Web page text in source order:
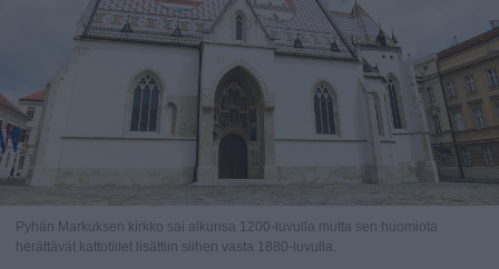
Pyhän Markuksen kirkko sai alkunsa 1200-luvulla mutta sen huomiota
herättävät kattotiilet lisättiin siihen vasta 1880-luvulla.